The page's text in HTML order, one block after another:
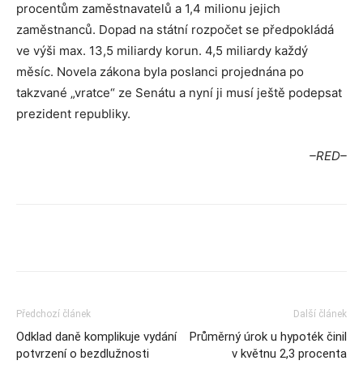
procentům zaměstnavatelů a 1,4 milionu jejich
zaměstnanců. Dopad na státní rozpočet se předpokládá
ve výši max. 13,5 miliardy korun. 4,5 miliardy každý
měsíc. Novela zákona byla poslanci projednána po
takzvané „vratce“ ze Senátu a nyní ji musí ještě podepsat
prezident republiky.
–RED–
Předchozí článek
Odklad daně komplikuje vydání
potvrzení o bezdlužnosti
Další článek
Průměrný úrok u hypoték činil
v květnu 2,3 procenta